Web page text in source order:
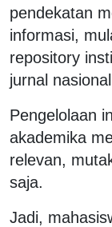
pendekatan
informasi,
repository
jurnal
Pengelolaan
akademika
relevan,
saja.
Jadi,